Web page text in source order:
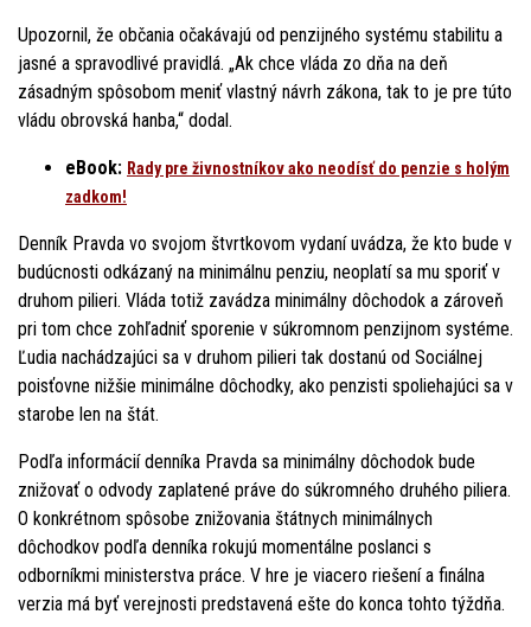
Upozornil, že občania očakávajú od penzijného systému stabilitu a
jasné a spravodlivé pravidlá. „Ak chce vláda zo dňa na deň
zásadným spôsobom meniť vlastný návrh zákona, tak to je pre túto
vládu obrovská hanba,“ dodal.
eBook: Rady pre živnostníkov ako neodísť do penzie s holým
zadkom!
Denník Pravda vo svojom štvrtkovom vydaní uvádza, že kto bude v
budúcnosti odkázaný na minimálnu penziu, neoplatí sa mu sporiť v
druhom pilieri. Vláda totiž zavádza minimálny dôchodok a zároveň
pri tom chce zohľadniť sporenie v súkromnom penzijnom systéme.
Ľudia nachádzajúci sa v druhom pilieri tak dostanú od Sociálnej
poisťovne nižšie minimálne dôchodky, ako penzisti spoliehajúci sa v
starobe len na štát.
Podľa informácií denníka Pravda sa minimálny dôchodok bude
znižovať o odvody zaplatené práve do súkromného druhého piliera.
O konkrétnom spôsobe znižovania štátnych minimálnych
dôchodkov podľa denníka rokujú momentálne poslanci s
odborníkmi ministerstva práce. V hre je viacero riešení a finálna
verzia má byť verejnosti predstavená ešte do konca tohto týždňa.